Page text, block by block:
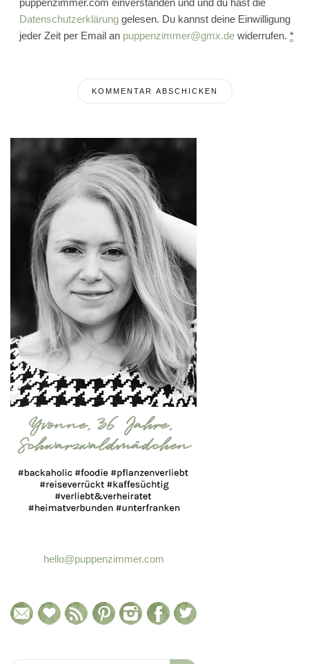
Datenschutzerklärung gelesen. Du kannst deine Einwilligung
jeder Zeit per Email an puppenzimmer@gmx.de widerrufen. *
hello@puppenzimmer.com